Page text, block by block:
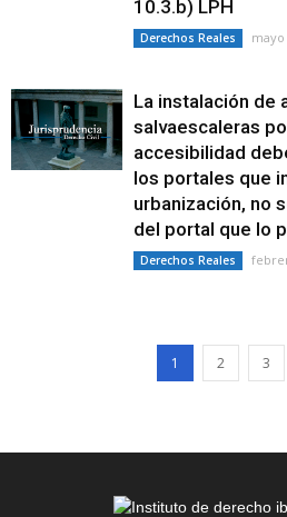
10.3.b) LPH
Derechos Reales mayo
La instalación de
salvaescaleras
accesibilidad
los portales que
urbanización, no
del portal que lo
Derechos Reales
1 2 3